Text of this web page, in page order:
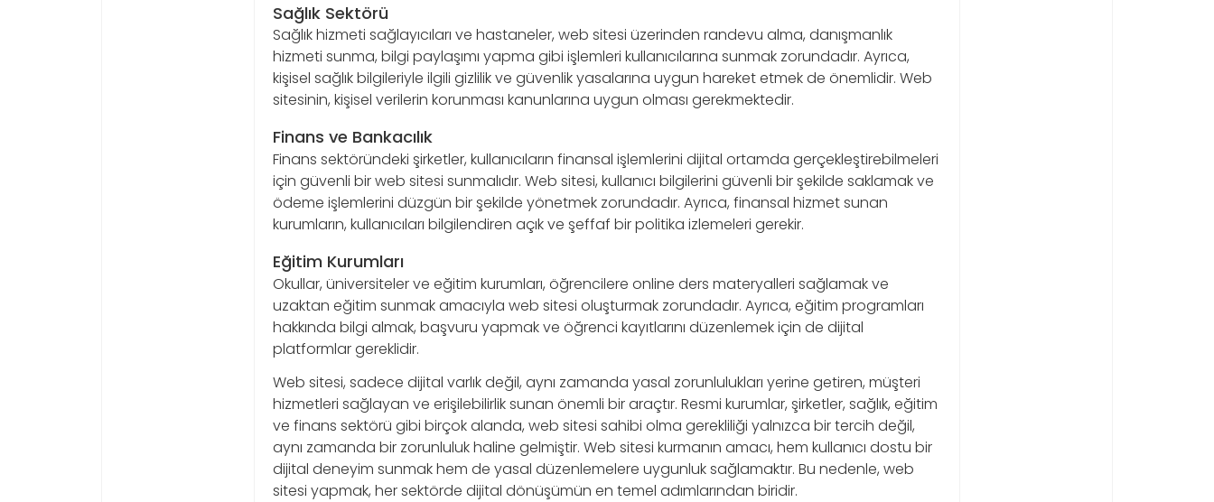
Sağlık Sektörü
Sağlık hizmeti sağlayıcıları ve hastaneler, web sitesi üzerinden randevu alma, danışmanlık
hizmeti sunma, bilgi paylaşımı yapma gibi işlemleri kullanıcılarına sunmak zorundadır. Ayrıca,
kişisel sağlık bilgileriyle ilgili gizlilik ve güvenlik yasalarına uygun hareket etmek de önemlidir. Web
sitesinin, kişisel verilerin korunması kanunlarına uygun olması gerekmektedir.
Finans ve Bankacılık
Finans sektöründeki şirketler, kullanıcıların finansal işlemlerini dijital ortamda gerçekleştirebilmeleri
için güvenli bir web sitesi sunmalıdır. Web sitesi, kullanıcı bilgilerini güvenli bir şekilde saklamak ve
ödeme işlemlerini düzgün bir şekilde yönetmek zorundadır. Ayrıca, finansal hizmet sunan
kurumların, kullanıcıları bilgilendiren açık ve şeffaf bir politika izlemeleri gerekir.
Eğitim Kurumları
Okullar, üniversiteler ve eğitim kurumları, öğrencilere online ders materyalleri sağlamak ve
uzaktan eğitim sunmak amacıyla web sitesi oluşturmak zorundadır. Ayrıca, eğitim programları
hakkında bilgi almak, başvuru yapmak ve öğrenci kayıtlarını düzenlemek için de dijital
platformlar gereklidir.
Web sitesi, sadece dijital varlık değil, aynı zamanda yasal zorunlulukları yerine getiren, müşteri
hizmetleri sağlayan ve erişilebilirlik sunan önemli bir araçtır. Resmi kurumlar, şirketler, sağlık, eğitim
ve finans sektörü gibi birçok alanda, web sitesi sahibi olma gerekliliği yalnızca bir tercih değil,
aynı zamanda bir zorunluluk haline gelmiştir. Web sitesi kurmanın amacı, hem kullanıcı dostu bir
dijital deneyim sunmak hem de yasal düzenlemelere uygunluk sağlamaktır. Bu nedenle, web
sitesi yapmak, her sektörde dijital dönüşümün en temel adımlarından biridir.